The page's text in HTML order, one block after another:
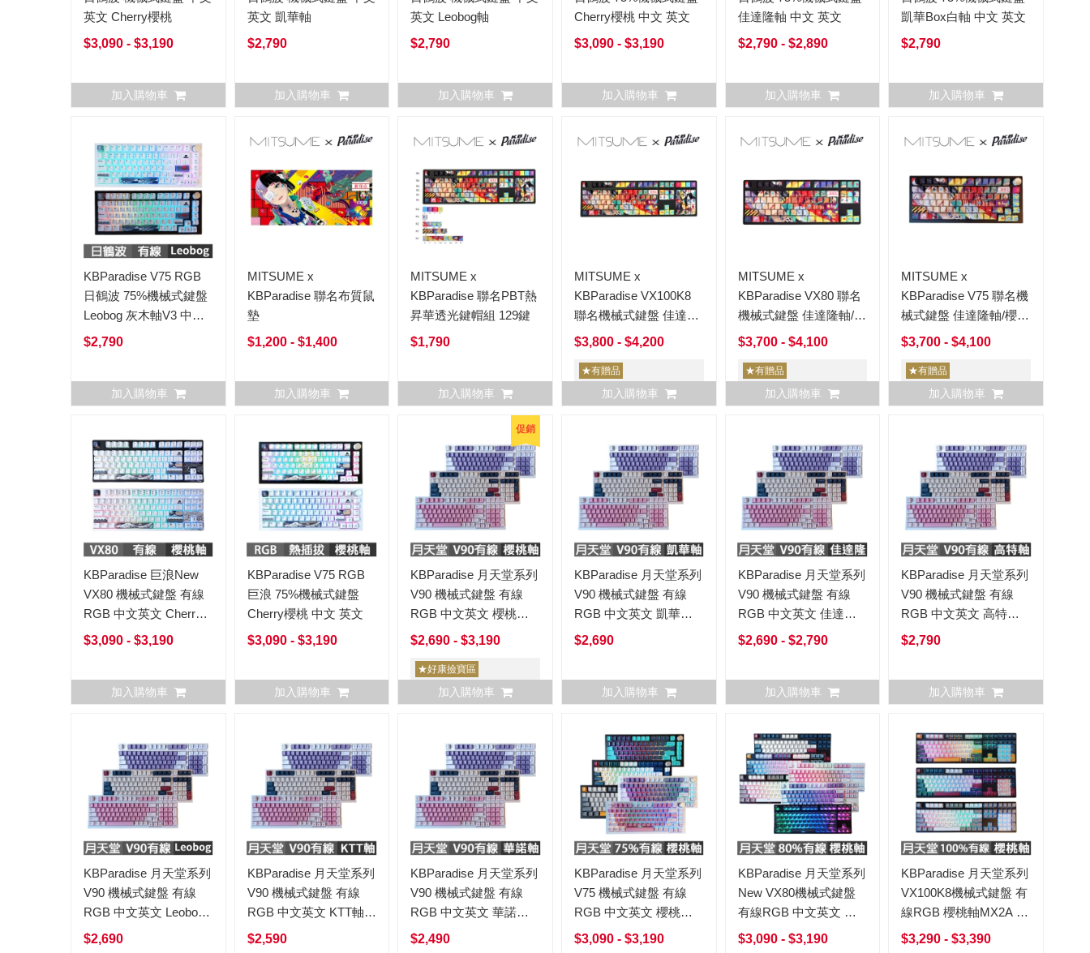
英文 Cherry櫻桃
$3,090 - $3,190
加入購物車
英文 凱華軸
$2,790
加入購物車
英文 Leobog軸
$2,790
加入購物車
Cherry櫻桃 中文 英文
$3,090 - $3,190
加入購物車
佳達隆軸 中文 英文
$2,790 - $2,890
加入購物車
凱華Box白軸 中文 英文
$2,790
加入購物車
KBParadise V75 RGB
日鶴波 75%機械式鍵盤
Leobog 灰木軸V3 中文
英文
$2,790
加入購物車
MITSUME x
KBParadise 聯名布質鼠
墊
$1,200 - $1,400
加入購物車
MITSUME x
KBParadise 聯名PBT熱
昇華透光鍵帽組 129鍵
$1,790
加入購物車
MITSUME x
KBParadise VX100K8
聯名機械式鍵盤 佳達隆
軸/櫻桃軸
$3,800 - $4,200
★有贈品
加入購物車
MITSUME x
KBParadise VX80 聯名
機械式鍵盤 佳達隆軸/櫻
桃軸
$3,700 - $4,100
★有贈品
加入購物車
MITSUME x
KBParadise V75 聯名機
械式鍵盤 佳達隆軸/櫻桃
軸
$3,700 - $4,100
★有贈品
加入購物車
KBParadise 巨浪New
VX80 機械式鍵盤 有線
RGB 中文英文 Cherry
櫻桃
$3,090 - $3,190
加入購物車
KBParadise V75 RGB
巨浪 75%機械式鍵盤
Cherry櫻桃 中文 英文
$3,090 - $3,190
加入購物車
促銷
KBParadise 月天堂系列
V90 機械式鍵盤 有線
RGB 中文英文 櫻桃軸
Earth地球Uranus天王星
$2,690 - $3,190
★好康撿寶區
加入購物車
KBParadise 月天堂系列
V90 機械式鍵盤 有線
RGB 中文英文 凱華軸
Earth地球Uranus天王星
$2,690
加入購物車
KBParadise 月天堂系列
V90 機械式鍵盤 有線
RGB 中文英文 佳達隆
軸 Earth地球Uranus天
$2,690 - $2,790
加入購物車
KBParadise 月天堂系列
V90 機械式鍵盤 有線
RGB 中文英文 高特軸
Earth地球Uranus天王星
$2,790
加入購物車
KBParadise 月天堂系列
V90 機械式鍵盤 有線
RGB 中文英文 Leobog
軸 Earth地球Uranus天
$2,690
KBParadise 月天堂系列
V90 機械式鍵盤 有線
RGB 中文英文 KTT軸
Earth地球Uranus天王星
$2,590
KBParadise 月天堂系列
V90 機械式鍵盤 有線
RGB 中文英文 華諾軸
Earth地球Uranus天王星
$2,490
KBParadise 月天堂系列
V75 機械式鍵盤 有線
RGB 中文英文 櫻桃軸
Mercury水星Earth地球
$3,090 - $3,190
KBParadise 月天堂系列
New VX80機械式鍵盤
有線RGB 中文英文 櫻
桃軸 Mercury水星/Earth
$3,090 - $3,190
KBParadise 月天堂系列
VX100K8機械式鍵盤 有
線RGB 櫻桃軸MX2A 中
文英文 Mercury水
$3,290 - $3,390